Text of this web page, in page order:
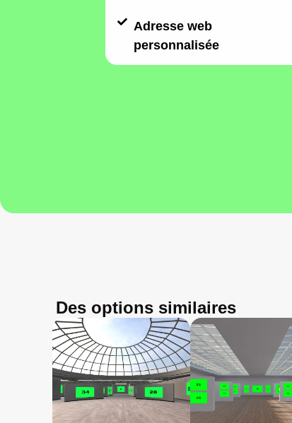
Adresse web
personnalisée
Des options similaires